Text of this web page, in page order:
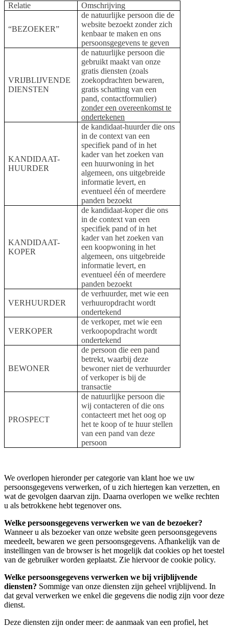
Relatie Omschrijving
“BEZOEKER”
de natuurlijke persoon die de
website bezoekt zonder zich
kenbaar te maken en ons
persoonsgegevens te geven
VRIJBLIJVENDE
DIENSTEN
de natuurlijke persoon die
gebruikt maakt van onze
gratis diensten (zoals
zoekopdrachten bewaren,
gratis schatting van een
pand, contactformulier)
zonder een overeenkomst te
ondertekenen
KANDIDAAT-
HUURDER
de kandidaat-huurder die ons
in de context van een
specifiek pand of in het
kader van het zoeken van
een huurwoning in het
algemeen, ons uitgebreide
informatie levert, en
eventueel één of meerdere
panden bezoekt
KANDIDAAT-
KOPER
de kandidaat-koper die ons
in de context van een
specifiek pand of in het
kader van het zoeken van
een koopwoning in het
algemeen, ons uitgebreide
informatie levert, en
eventueel één of meerdere
panden bezoekt
VERHUURDER
de verhuurder, met wie een
verhuuropdracht wordt
ondertekend
VERKOPER
de verkoper, met wie een
verkoopopdracht wordt
ondertekend
BEWONER
de persoon die een pand
betrekt, waarbij deze
bewoner niet de verhuurder
of verkoper is bij de
transactie
PROSPECT
de natuurlijke persoon die
wij contacteren of die ons
contacteert met het oog op
het te koop of te huur stellen
van een pand van deze
persoon
We overlopen hieronder per categorie van klant hoe we uw
persoonsgegevens verwerken, of u zich hiertegen kan verzetten, en
wat de gevolgen daarvan zijn. Daarna overlopen we welke rechten
u als betrokkene hebt tegenover ons.
Welke persoonsgegevens verwerken we van de bezoeker?
Wanneer u als bezoeker van onze website geen persoonsgegevens
meedeelt, bewaren we geen persoonsgegevens. Afhankelijk van de
instellingen van de browser is het mogelijk dat cookies op het toestel
van de gebruiker worden geplaatst. Zie hiervoor de cookie policy.
Welke persoonsgegevens verwerken we bij vrijblijvende
diensten? Sommige van onze diensten zijn geheel vrijblijvend. In
dat geval verwerken we enkel die gegevens die nodig zijn voor deze
dienst.
Deze diensten zijn onder meer: de aanmaak van een profiel, het